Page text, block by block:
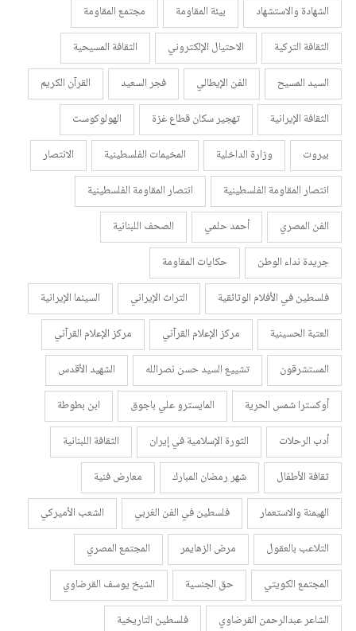
الشهادة والاستشهاد
بيئة المقاومة
مجتمع المقاومة
الثقافة التركية
الاحتيال الإلكتروني
الثقافة المسيحية
السيد المسيح
الفن الإيطالي فجر السعيد
القرآن الكريم
الثقافة الإيرانية
تهجير سكان قطاع غزة
الهولوكوست
بيروت
وزارة الداخلية المخيمات الفلسطينية
الانتصار
انتصار المقاومة الفلسطينية
انتصار المقاومة الفلسطينية
الفن المصري
أحمد حلمي
الصحف اللبنانية
جريدة نداء الوطن
حكايات المقاومة
فلسطين في الأفلام الوثائقية
التراث الإيراني
السينما الإيرانية
العتبة الحسينية
مركز الإعلام القرآني
مركز الإعلام القرآني
المستشرقون
تشييع السيد حسن نصرالله
الشهيد الأقدس
أوكسترا شمس الحرية
المايسترو علي باجوق
ابن بطوطة
أدب الرحلات
الثورة الإسلامية في إيران
الثقافة اللبنانية
ثقافة الأطفال
شهر رمضان المبارك
معارض فنية
الهيمنة والاستعمار
فلسطين في الفن الغربي
الشعب الأميركي
التلاعب بالعقول
مرض الزهايمر
المجتمع المصري
المجتمع الكويتي
حق الجنسية
الشيخ يوسف القرضاوي
الشاعر عبدالرحمن القرضاوي
فلسطين التاريخية